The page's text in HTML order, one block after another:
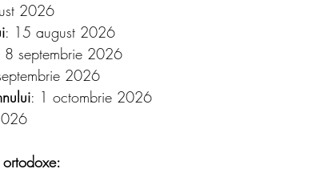
2026
: 15 august 2026
8 septembrie 2026
2026
: 1 octombrie 2026